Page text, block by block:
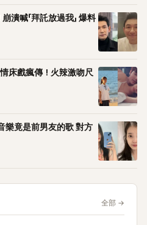
潰喊「拜託放過我」 爆料
床戲瘋傳！火辣激吻尺
樂竟是前男友的歌 對方
全部 →